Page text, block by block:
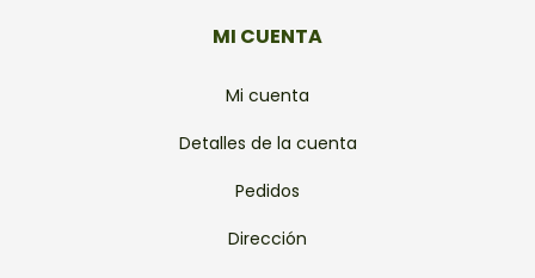
MI CUENTA
Mi cuenta
Detalles de la cuenta
Pedidos
Dirección